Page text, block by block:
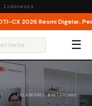
CX 2026 Resmi Digelar,
☰
/KOLABORASI MASTERCARD